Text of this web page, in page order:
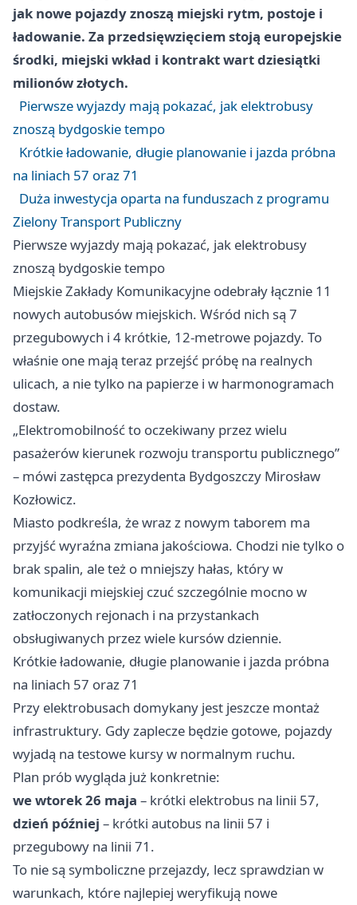
jak nowe pojazdy znoszą miejski rytm, postoje i
ładowanie. Za przedsięwzięciem stoją europejskie
środki, miejski wkład i kontrakt wart dziesiątki
milionów złotych.
Pierwsze wyjazdy mają pokazać, jak elektrobusy
znoszą bydgoskie tempo
Krótkie ładowanie, długie planowanie i jazda próbna
na liniach 57 oraz 71
Duża inwestycja oparta na funduszach z programu
Zielony Transport Publiczny
Pierwsze wyjazdy mają pokazać, jak elektrobusy
znoszą bydgoskie tempo
Miejskie Zakłady Komunikacyjne odebrały łącznie 11
nowych autobusów miejskich. Wśród nich są 7
przegubowych i 4 krótkie, 12-metrowe pojazdy. To
właśnie one mają teraz przejść próbę na realnych
ulicach, a nie tylko na papierze i w harmonogramach
dostaw.
„Elektromobilność to oczekiwany przez wielu
pasażerów kierunek rozwoju transportu publicznego”
– mówi zastępca prezydenta Bydgoszczy Mirosław
Kozłowicz.
Miasto podkreśla, że wraz z nowym taborem ma
przyjść wyraźna zmiana jakościowa. Chodzi nie tylko o
brak spalin, ale też o mniejszy hałas, który w
komunikacji miejskiej czuć szczególnie mocno w
zatłoczonych rejonach i na przystankach
obsługiwanych przez wiele kursów dziennie.
Krótkie ładowanie, długie planowanie i jazda próbna
na liniach 57 oraz 71
Przy elektrobusach domykany jest jeszcze montaż
infrastruktury. Gdy zaplecze będzie gotowe, pojazdy
wyjadą na testowe kursy w normalnym ruchu.
Plan prób wygląda już konkretnie:
we wtorek 26 maja – krótki elektrobus na linii 57,
dzień później – krótki autobus na linii 57 i
przegubowy na linii 71.
To nie są symboliczne przejazdy, lecz sprawdzian w
warunkach, które najlepiej weryfikują nowe